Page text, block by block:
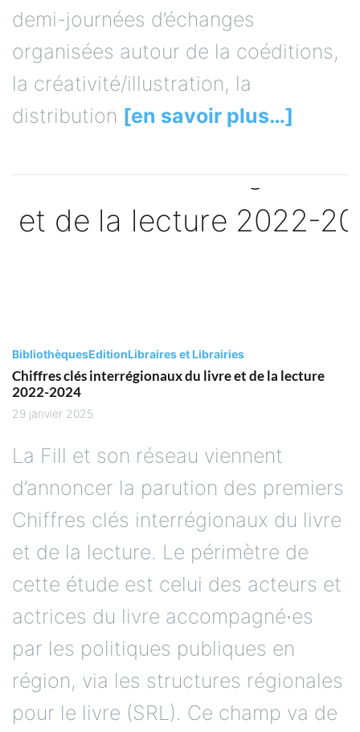
demi-journées d’échanges
organisées autour de la coéditions,
la créativité/illustration, la
distribution [en savoir plus…]
BibliothèquesEditionLibraires et Librairies
Chiffres clés interrégionaux du livre et de la lecture
2022-2024
29 janvier 2025
La Fill et son réseau viennent
d’annoncer la parution des premiers
Chiffres clés interrégionaux du livre
et de la lecture. Le périmètre de
cette étude est celui des acteurs et
actrices du livre accompagné∙es
par les politiques publiques en
région, via les structures régionales
pour le livre (SRL). Ce champ va de